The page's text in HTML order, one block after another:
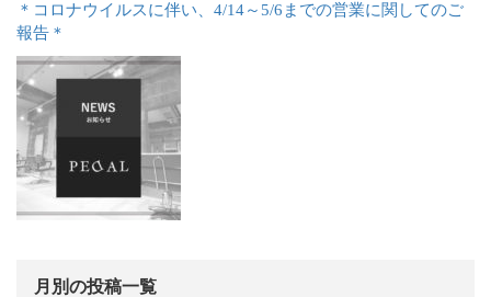
＊コロナウイルスに伴い、4/14～5/6までの営業に関してのご
報告＊
月別の投稿一覧